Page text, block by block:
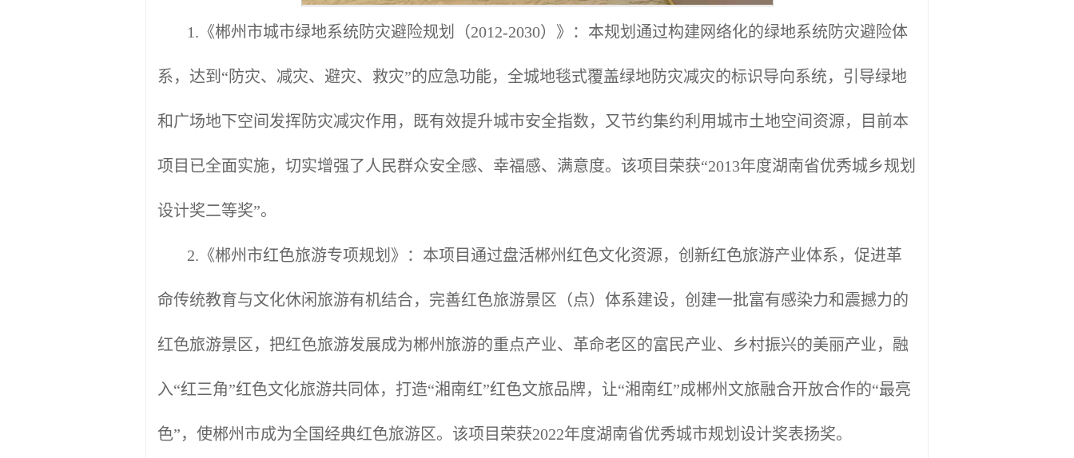
1.《郴州市城市绿地系统防灾避险规划（2012-2030）》：本规划通过构建网络化的绿地系统防灾避险体
系，达到“防灾、减灾、避灾、救灾”的应急功能，全城地毯式覆盖绿地防灾减灾的标识导向系统，引导绿地
和广场地下空间发挥防灾减灾作用，既有效提升城市安全指数，又节约集约利用城市土地空间资源，目前本
项目已全面实施，切实增强了人民群众安全感、幸福感、满意度。该项目荣获“2013年度湖南省优秀城乡规划
设计奖二等奖”。
2.《郴州市红色旅游专项规划》：本项目通过盘活郴州红色文化资源，创新红色旅游产业体系，促进革
命传统教育与文化休闲旅游有机结合，完善红色旅游景区（点）体系建设，创建一批富有感染力和震撼力的
红色旅游景区，把红色旅游发展成为郴州旅游的重点产业、革命老区的富民产业、乡村振兴的美丽产业，融
入“红三角”红色文化旅游共同体，打造“湘南红”红色文旅品牌，让“湘南红”成郴州文旅融合开放合作的“最亮
色”，使郴州市成为全国经典红色旅游区。该项目荣获2022年度湖南省优秀城市规划设计奖表扬奖。